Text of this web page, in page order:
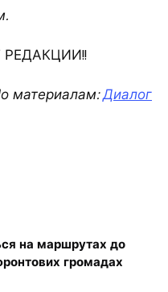
материалам:Диалог
на маршрутах до
громадах